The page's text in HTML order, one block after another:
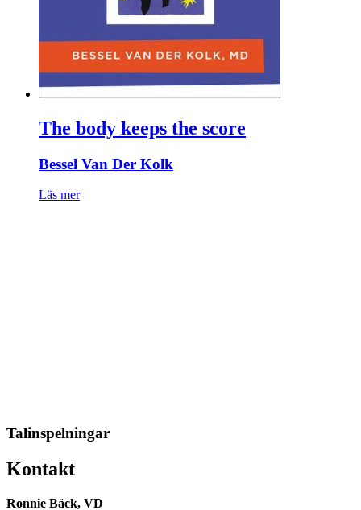
The body keeps the score
Bessel Van Der Kolk
Läs mer
Talinspelningar
Kontakt
Ronnie Bäck, VD